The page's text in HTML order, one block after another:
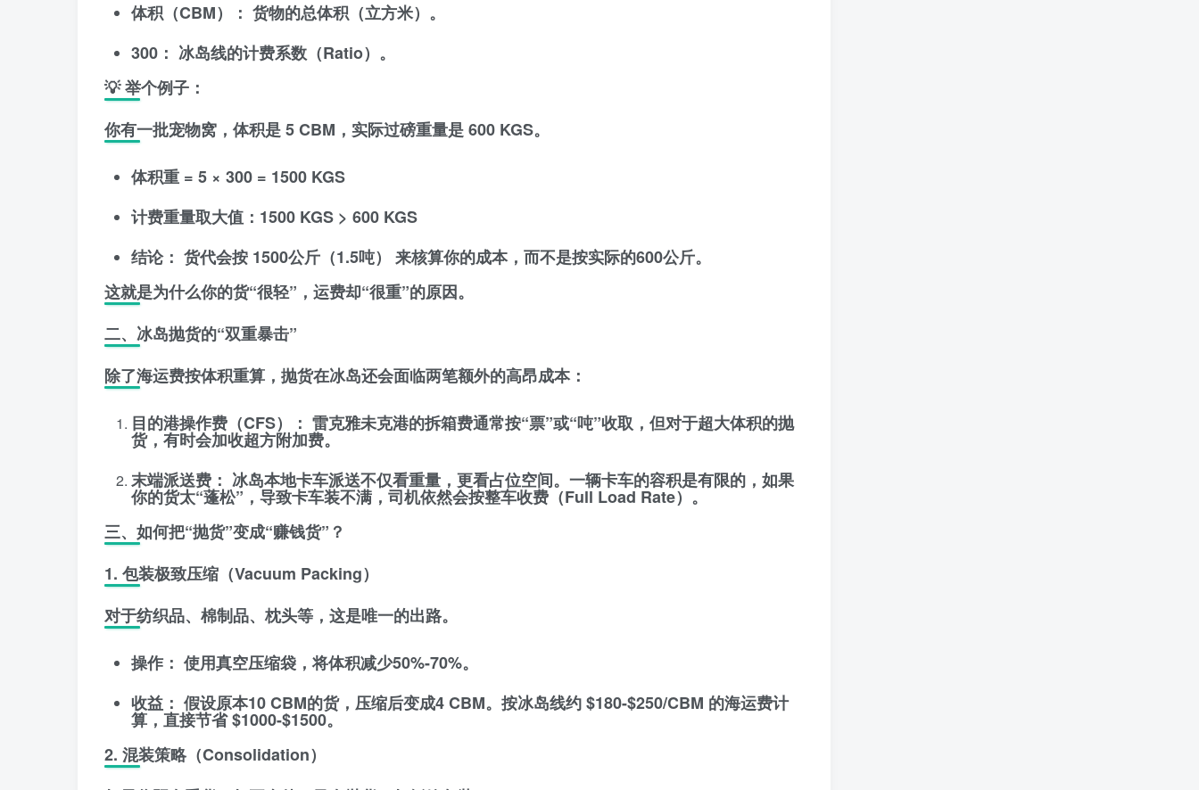
体积（CBM）： 货物的总体积（立方米）。
300： 冰岛线的计费系数（Ratio）。
💡 举个例子：
你有一批宠物窝，体积是5 CBM ，实际过磅重量是600 KGS。
体积重 = 5 × 300 = 1500 KGS
计费重量取大值：1500 KGS > 600 KGS
结论： 货代会按 1500公斤（1.5吨）
来核算你的成本，而不是按实际的600公斤。
这就是为什么你的货“很轻”，运费却“很重”的原因。
二、冰岛抛货的“双重暴击”
除了海运费按体积重算，抛货在冰岛还会面临两笔额外的高昂成本：
目的港操作费（CFS）： 雷克雅未克港的拆箱费通常按“票”或“吨”收取，但对于超大体积的抛
货，有时会加收超方附加费。
末端派送费： 冰岛本地卡车派送不仅看重量，更看占位空间。一辆卡车的容积是有限的，如果
你的货太“蓬松”，导致卡车装不满，司机依然会按整车收费（Full Load Rate）。
三、如何把“抛货”变成“赚钱货”？
1. 包装极致压缩（Vacuum Packing）
对于纺织品、棉制品、枕头等，这是唯一的出路。
操作： 使用真空压缩袋，将体积减少50%-70%。
收益： 假设原本10 CBM的货，压缩后变成4 CBM。按冰岛线约$180-$250/CBM 的海运费计
算，直接节省$1000-$1500。
2. 混装策略（Consolidation）